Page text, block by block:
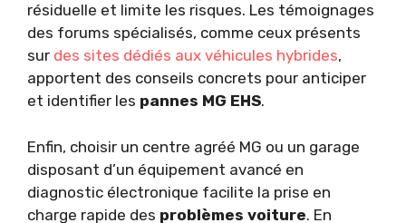
résiduelle et limite les risques. Les témoignages
des forums spécialisés, comme ceux présents
sur des sites dédiés aux véhicules hybrides,
apportent des conseils concrets pour anticiper
et identifier les pannes MG EHS.
Enfin, choisir un centre agréé MG ou un garage
disposant d’un équipement avancé en
diagnostic électronique facilite la prise en
charge rapide des problèmes voiture. En